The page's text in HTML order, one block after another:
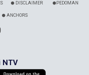
DISCLAIMER PEDOMAN
ANCHORS
NTV